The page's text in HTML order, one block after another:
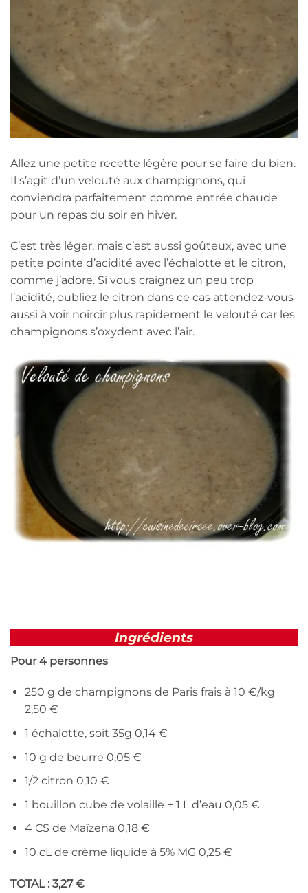
Allez une petite recette légère pour se faire du bien.
Il s’agit d’un velouté aux champignons, qui
conviendra parfaitement comme entrée chaude
pour un repas du soir en hiver.
C’est très léger, mais c’est aussi goûteux, avec une
petite pointe d’acidité avec l’échalotte et le citron,
comme j’adore. Si vous craignez un peu trop
l’acidité, oubliez le citron dans ce cas attendez-vous
aussi à voir noircir plus rapidement le velouté car les
champignons s’oxydent avec l’air.
Ingrédients
Pour 4 personnes
250 g de champignons de Paris frais à 10 €/kg
2,50 €
1 échalotte, soit 35g 0,14 €
10 g de beurre 0,05 €
1/2 citron 0,10 €
1 bouillon cube de volaille + 1 L d’eau 0,05 €
4 CS de Maïzena 0,18 €
10 cL de crème liquide à 5% MG 0,25 €
TOTAL : 3,27 €